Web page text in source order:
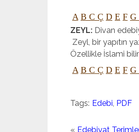
A B C Ç D E F G
ZEYL: Divan
Zeyl, bir yapıtın
Özellikle İslami
A B C Ç D E F G
Tags: Edebi, PDF
« Edebiyat